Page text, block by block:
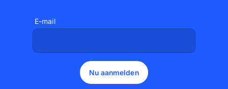
E-mail
Nu aanmelden